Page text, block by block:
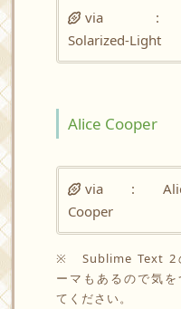
via
Solarized-Light
Alice Cooper
via :
Cooper
※ Sublime Text 2
ーマもあるので気を
てください。